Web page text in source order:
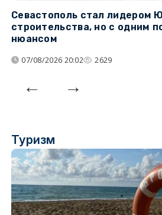
Севастополь стал лидером
строительства, но с одним
нюансом
07/08/2026 20:02 2629
Туризм